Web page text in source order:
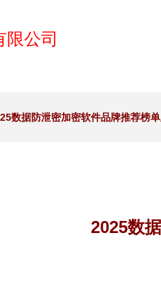
限公司
数据防泄密加密软件品牌推荐榜
2025数